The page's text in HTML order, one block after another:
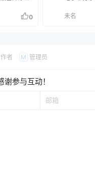
0 未名
者 M 管理员
参与互动！